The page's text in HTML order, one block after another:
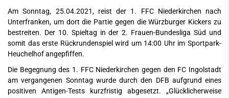
Am Sonntag, 25.04.2021, reist der 1. FFC Niederkirchen nach
Unterfranken, um dort die Partie gegen die Würzburger Kickers zu
bestreiten. Der 10. Spieltag in der 2. Frauen-Bundesliga Süd und
somit das erste Rückrundenspiel wird um 14:00 Uhr im Sportpark-
Heuchelhof angepfiffen.
Die Begegnung des 1. FFC Niederkirchen gegen den FC Ingolstadt
am vergangenen Sonntag wurde durch den DFB aufgrund eines
positiven Antigen-Tests kurzfristig abgesetzt. „Glücklicherweise